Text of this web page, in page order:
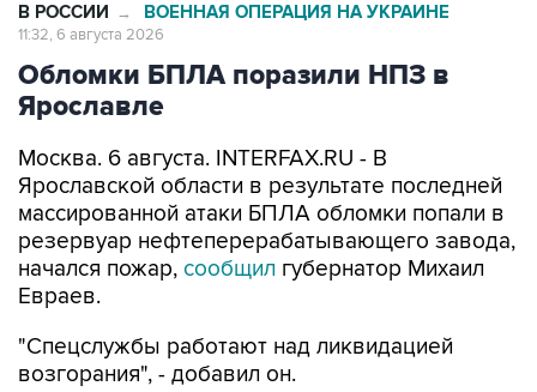
Обломки БПЛА поразили НПЗ в
Ярославле
Москва. 6 августа. INTERFAX.RU - В
массированной атаки БПЛА обломки попали в
резервуар нефтеперерабатывающего завода,
начался пожар, сообщилгубернатор Михаил
Евраев.
"Спецслужбы работают над ликвидацией
В регионе объявлен отбой беспилотной